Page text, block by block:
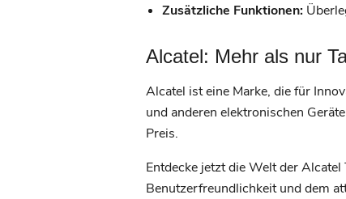
Zusätzliche Funktionen:
Alcatel: Mehr als nur
Alcatel ist eine Marke, die für
und anderen elektronischen
Preis.
Entdecke jetzt die Welt der
Benutzerfreundlichkeit und dem